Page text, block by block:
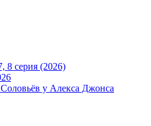
8 серия (2026)
у Алекса Джонса